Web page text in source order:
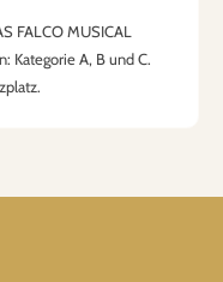
FALCO MUSICAL
Kategorie A, B und C.